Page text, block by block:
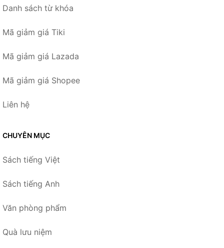
Danh sách từ khóa
Mã giảm giá Tiki
Mã giảm giá Lazada
Mã giảm giá Shopee
Liên hệ
CHUYÊN MỤC
Sách tiếng Việt
Sách tiếng Anh
Văn phòng phẩm
Quà lưu niệm